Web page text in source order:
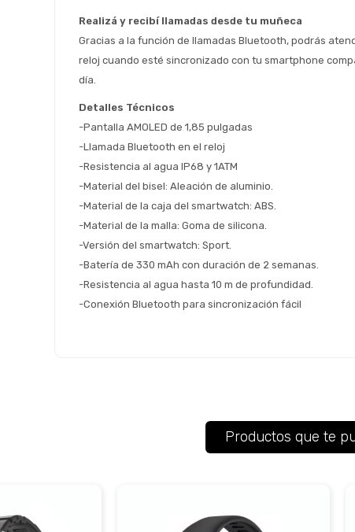
Realizá y recibí llamadas desde tu muñeca
Gracias a la función de llamadas Bluetooth, podrás
reloj cuando esté sincronizado con tu smartphone
día.
Detalles Técnicos
-Pantalla AMOLED de 1,85 pulgadas
-Llamada Bluetooth en el reloj
-Resistencia al agua IP68 y 1ATM
-Material del bisel: Aleación de aluminio.
-Material de la caja del smartwatch: ABS.
-Material de la malla: Goma de silicona.
-Versión del smartwatch: Sport.
-Batería de 330 mAh con duración de 2 semanas.
-Resistencia al agua hasta 10 m de profundidad.
-Conexión Bluetooth para sincronización fácil
Productos que te
Fecha de nacimiento
Elegí tus productos
Parece que no tenes
¡Algo
Por favor intenta